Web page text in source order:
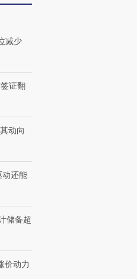
机”？难民潮撕裂西班牙
【商旅对话】华住集团
减少
证翻
动向
动还能
储备超
价动力